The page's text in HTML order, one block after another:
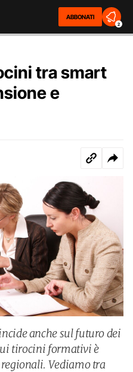
ABBONATI
2
tra smart
e
anche sul futuro dei
tirocini formativi è
Vediamo tra